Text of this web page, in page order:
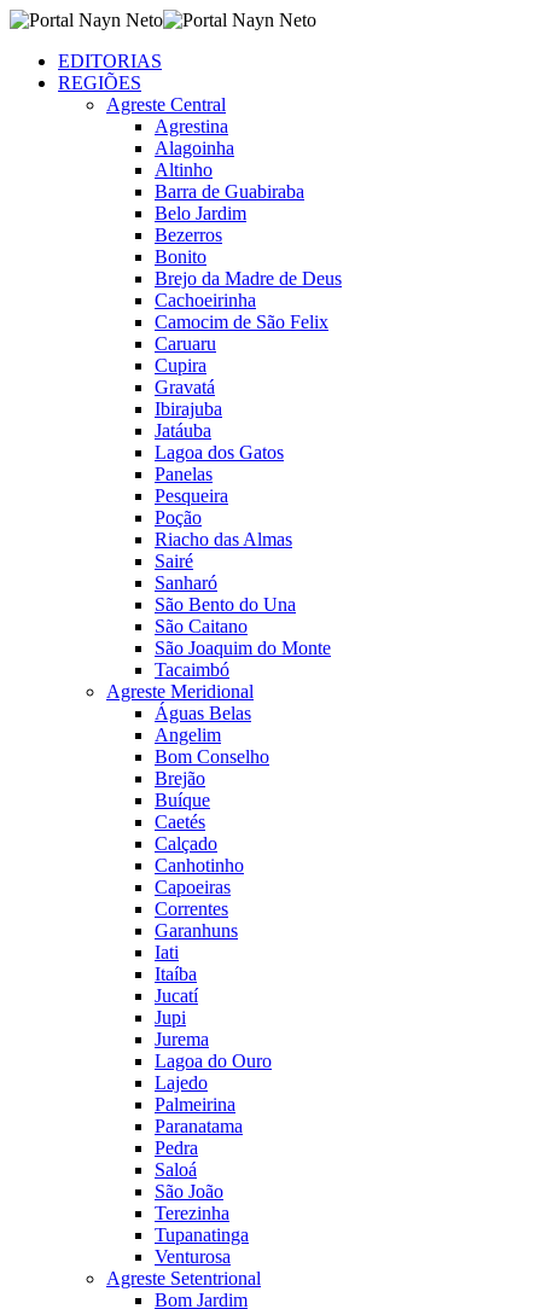
EDITORIAS
REGIÕES
Agreste Central
Agrestina
Alagoinha
Altinho
Barra de Guabiraba
Belo Jardim
Bezerros
Bonito
Brejo da Madre de Deus
Cachoeirinha
Camocim de São Felix
Caruaru
Cupira
Gravatá
Ibirajuba
Jatáuba
Lagoa dos Gatos
Panelas
Pesqueira
Poção
Riacho das Almas
Sairé
Sanharó
São Bento do Una
São Caitano
São Joaquim do Monte
Tacaimbó
Agreste Meridional
Águas Belas
Angelim
Bom Conselho
Brejão
Buíque
Caetés
Calçado
Canhotinho
Capoeiras
Correntes
Garanhuns
Iati
Itaíba
Jucatí
Jupi
Jurema
Lagoa do Ouro
Lajedo
Palmeirina
Paranatama
Pedra
Saloá
São João
Terezinha
Tupanatinga
Venturosa
Agreste Setentrional
Bom Jardim